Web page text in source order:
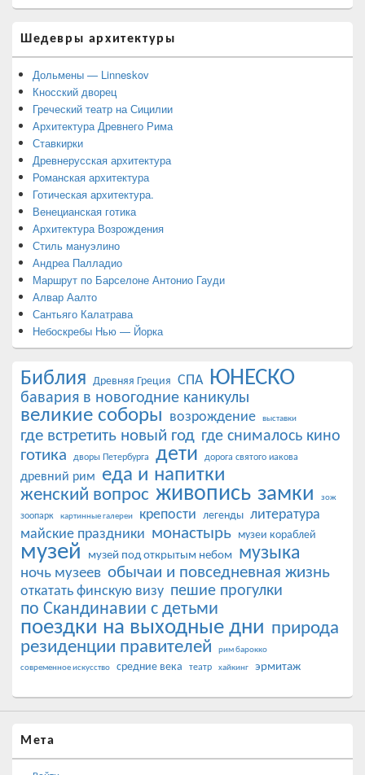
Шедевры архитектуры
Дольмены — Linneskov
Кносский дворец
Греческий театр на Сицилии
Архитектура Древнего Рима
Ставкирки
Древнерусская архитектура
Романская архитектура
Готическая архитектура.
Венецианская готика
Архитектура Возрождения
Стиль мануэлино
Андреа Палладио
Маршрут по Барселоне Антонио Гауди
Алвар Аалто
Сантьяго Калатрава
Небоскребы Нью — Йорка
Библия Древняя Греция СПА ЮНЕСКО
бавария в новогодние каникулы
великие соборы возрождение выставки
где встретить новый год где снималось кино
готика дворы Петербурга дети дорога святого иакова
древний рим еда и напитки
женский вопрос живопись замки зож
зоопарк картинные галереи крепости легенды литература
майские праздники монастырь музеи кораблей
музей музей под открытым небом музыка
ночь музеев обычаи и повседневная жизнь
откатать финскую визу пешие прогулки
по Скандинавии с детьми
поездки на выходные дни природа
резиденции правителей
рим барокко
современное искусство
средние века театр хайкинг эрмитаж
Мета